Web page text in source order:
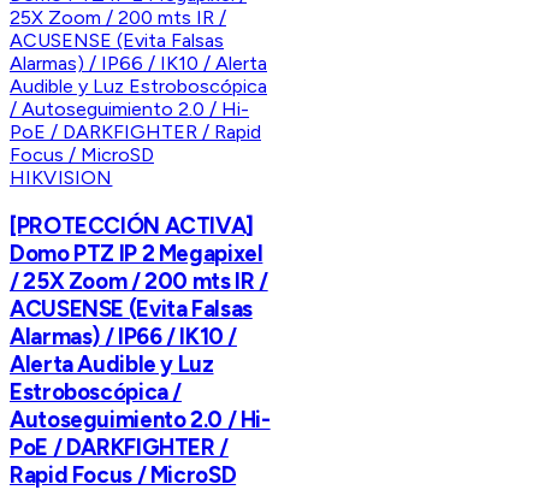
HIKVISION
[PROTECCIÓN ACTIVA]
Domo PTZ IP 2 Megapixel
/ 25X Zoom / 200 mts IR /
ACUSENSE (Evita Falsas
Alarmas) / IP66 / IK10 /
Alerta Audible y Luz
Estroboscópica /
Autoseguimiento 2.0 / Hi-
PoE / DARKFIGHTER /
Rapid Focus / MicroSD